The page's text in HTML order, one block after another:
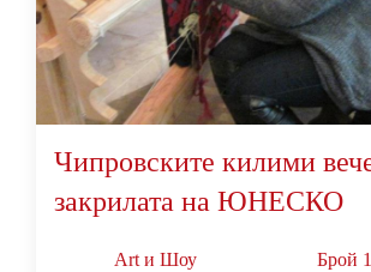
Чипровските килими
закрилата на ЮНЕСКО
Art и Шоу Брой